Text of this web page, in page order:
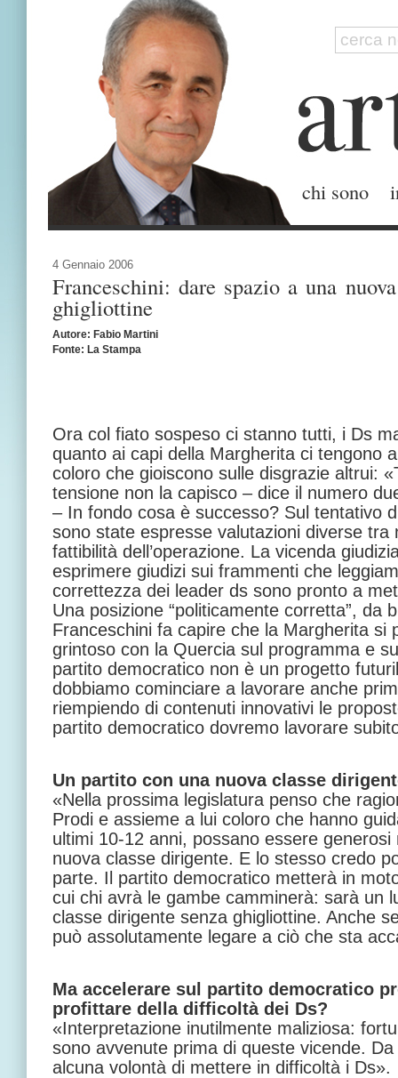
chi sono
4 Gennaio 2006
Franceschini: dare spazio a una
ghigliottine
Autore: Fabio Martini
Fonte: La Stampa
Ora col fiato sospeso ci stanno tutti, i Ds
quanto ai capi della Margherita ci tengono
coloro che gioiscono sulle disgrazie altrui:
tensione non la capisco – dice il numero
– In fondo cosa è successo? Sul tentativo
sono state espresse valutazioni diverse tra
fattibilità dell’operazione. La vicenda
esprimere giudizi sui frammenti che
correttezza dei leader ds sono pronto a
Una posizione “politicamente corretta”, da
Franceschini fa capire che la Margherita si
grintoso con la Quercia sul programma e
partito democratico non è un progetto
dobbiamo cominciare a lavorare anche
riempiendo di contenuti innovativi le
partito democratico dovremo lavorare
Un partito con una nuova classe
«Nella prossima legislatura penso che
Prodi e assieme a lui coloro che hanno
ultimi 10-12 anni, possano essere
nuova classe dirigente. E lo stesso credo
parte. Il partito democratico metterà in
cui chi avrà le gambe camminerà: sarà un
classe dirigente senza ghigliottine. Anche
può assolutamente legare a ciò che sta
Ma accelerare sul partito democratico
profittare della difficoltà dei Ds?
«Interpretazione inutilmente maliziosa:
sono avvenute prima di queste vicende. Da
alcuna volontà di mettere in difficoltà i Ds».